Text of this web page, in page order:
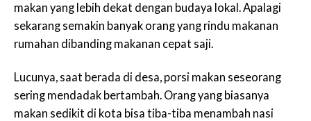
makan yang lebih dekat dengan budaya lokal. Apalagi
sekarang semakin banyak orang yang rindu makanan
rumahan dibanding makanan cepat saji.
Lucunya, saat berada di desa, porsi makan seseorang
sering mendadak bertambah. Orang yang biasanya
makan sedikit di kota bisa tiba-tiba menambah nasi